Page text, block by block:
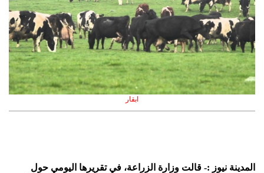
ابقار
المدينة نيوز :- قالت وزارة الزراعة، في تقريرها اليومي حول